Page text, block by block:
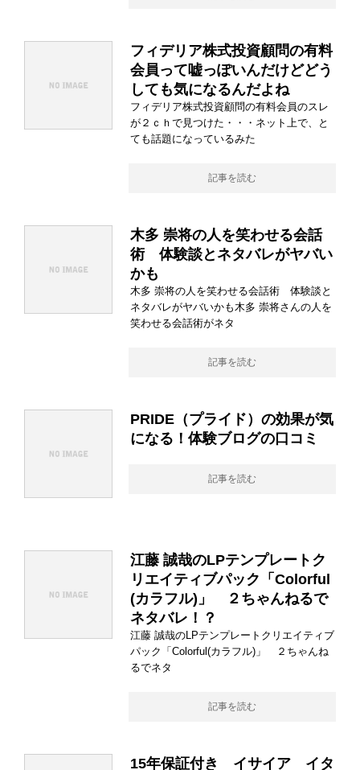
フィデリア株式投資顧問の有料
会員って嘘っぽいんだけどどう
しても気になるんだよね
フィデリア株式投資顧問の有料会員のスレ
が２ｃｈで見つけた・・・ネット上で、と
ても話題になっているみた
記事を読む
木多 崇将の人を笑わせる会話
術 体験談とネタバレがヤバい
かも
木多 崇将の人を笑わせる会話術 体験談と
ネタバレがヤバいかも木多 崇将さんの人を
笑わせる会話術がネタ
記事を読む
PRIDE（プライド）の効果が気
になる！体験ブログの口コミ
記事を読む
江藤 誠哉のLPテンプレートク
リエイティブパック「Colorful
(カラフル)」 ２ちゃんねるで
ネタバレ！？
江藤 誠哉のLPテンプレートクリエイティブ
パック「Colorful(カラフル)」 ２ちゃんね
るでネタ
記事を読む
15年保証付き イサイア イタ